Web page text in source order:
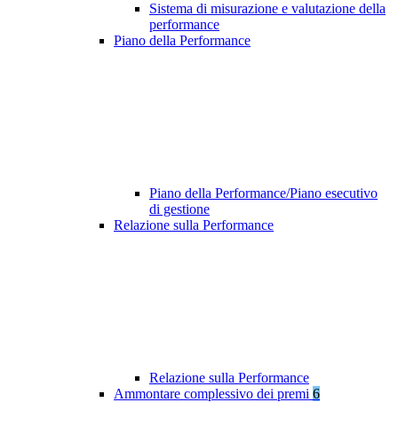
Sistema di misurazione e valutazione della
performance
Piano della Performance
Piano della Performance/Piano esecutivo
di gestione
Relazione sulla Performance
Relazione sulla Performance
Ammontare complessivo dei premi 6